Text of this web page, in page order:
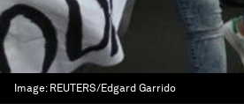
Image: REUTERS/Edgard Garrido